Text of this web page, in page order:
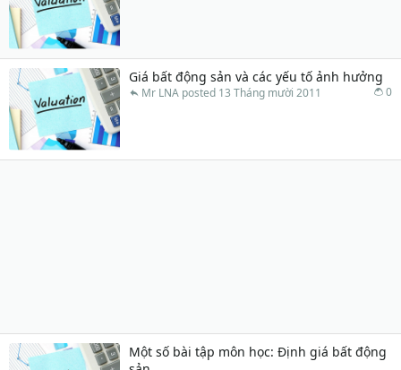
Giá bất động sản và các yếu tố ảnh hưởng
0
13 Tháng mười 2011
Mr LNA
Một số bài tập môn học: Định giá bất động